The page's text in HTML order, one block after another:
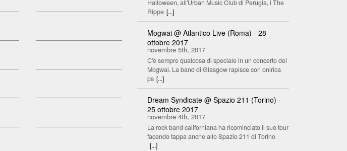
Halloween, all'Urban Music Club di Perugia, i The
Rippe [...]
Mogwai @ Atlantico Live (Roma) - 28
ottobre 2017
novembre 5th, 2017
C'è sempre qualcosa di speciale in un concerto dei
Mogwai. La band di Glasgow rapisce con onirica
ps [...]
Dream Syndicate @ Spazio 211 (Torino) -
25 ottobre 2017
novembre 4th, 2017
La rock band californiana ha ricominciato il suo tour
facendo tappa anche allo Spazio 211 di Torino
[...]